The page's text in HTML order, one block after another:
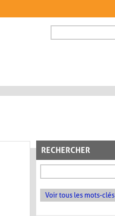
FORMULAIRE DE
RECHERCHER
Voir tous les mots-clés